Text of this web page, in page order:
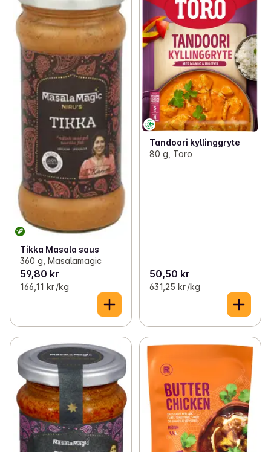
Tikka Masala saus
360 g, Masalamagic
59,80 kr
166,11 kr /kg
Tandoori kyllinggryte
80 g, Toro
50,50 kr
631,25 kr /kg